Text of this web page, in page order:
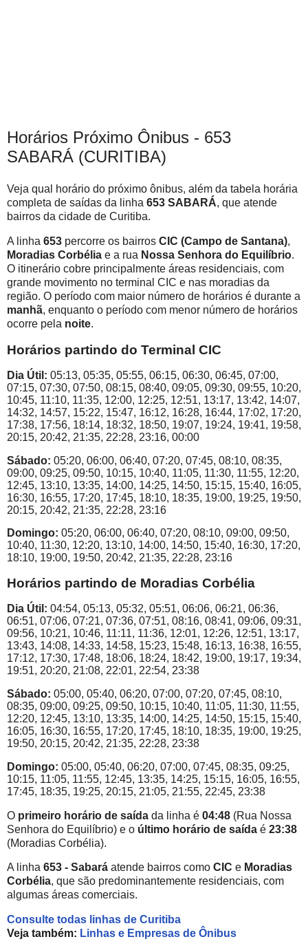
Horários Próximo Ônibus - 653
SABARÁ (CURITIBA)
Veja qual horário do próximo ônibus, além da tabela horária
completa de saídas da linha 653 SABARÁ, que atende
bairros da cidade de Curitiba.
A linha 653 percorre os bairros CIC (Campo de Santana),
Moradias Corbélia e a rua Nossa Senhora do Equilíbrio.
O itinerário cobre principalmente áreas residenciais, com
grande movimento no terminal CIC e nas moradias da
região. O período com maior número de horários é durante a
manhã, enquanto o período com menor número de horários
ocorre pela noite.
Horários partindo do Terminal CIC
Dia Útil: 05:13, 05:35, 05:55, 06:15, 06:30, 06:45, 07:00,
07:15, 07:30, 07:50, 08:15, 08:40, 09:05, 09:30, 09:55, 10:20,
10:45, 11:10, 11:35, 12:00, 12:25, 12:51, 13:17, 13:42, 14:07,
14:32, 14:57, 15:22, 15:47, 16:12, 16:28, 16:44, 17:02, 17:20,
17:38, 17:56, 18:14, 18:32, 18:50, 19:07, 19:24, 19:41, 19:58,
20:15, 20:42, 21:35, 22:28, 23:16, 00:00
Sábado: 05:20, 06:00, 06:40, 07:20, 07:45, 08:10, 08:35,
09:00, 09:25, 09:50, 10:15, 10:40, 11:05, 11:30, 11:55, 12:20,
12:45, 13:10, 13:35, 14:00, 14:25, 14:50, 15:15, 15:40, 16:05,
16:30, 16:55, 17:20, 17:45, 18:10, 18:35, 19:00, 19:25, 19:50,
20:15, 20:42, 21:35, 22:28, 23:16
Domingo: 05:20, 06:00, 06:40, 07:20, 08:10, 09:00, 09:50,
10:40, 11:30, 12:20, 13:10, 14:00, 14:50, 15:40, 16:30, 17:20,
18:10, 19:00, 19:50, 20:42, 21:35, 22:28, 23:16
Horários partindo de Moradias Corbélia
Dia Útil: 04:54, 05:13, 05:32, 05:51, 06:06, 06:21, 06:36,
06:51, 07:06, 07:21, 07:36, 07:51, 08:16, 08:41, 09:06, 09:31,
09:56, 10:21, 10:46, 11:11, 11:36, 12:01, 12:26, 12:51, 13:17,
13:43, 14:08, 14:33, 14:58, 15:23, 15:48, 16:13, 16:38, 16:55,
17:12, 17:30, 17:48, 18:06, 18:24, 18:42, 19:00, 19:17, 19:34,
19:51, 20:20, 21:08, 22:01, 22:54, 23:38
Sábado: 05:00, 05:40, 06:20, 07:00, 07:20, 07:45, 08:10,
08:35, 09:00, 09:25, 09:50, 10:15, 10:40, 11:05, 11:30, 11:55,
12:20, 12:45, 13:10, 13:35, 14:00, 14:25, 14:50, 15:15, 15:40,
16:05, 16:30, 16:55, 17:20, 17:45, 18:10, 18:35, 19:00, 19:25,
19:50, 20:15, 20:42, 21:35, 22:28, 23:38
Domingo: 05:00, 05:40, 06:20, 07:00, 07:45, 08:35, 09:25,
10:15, 11:05, 11:55, 12:45, 13:35, 14:25, 15:15, 16:05, 16:55,
17:45, 18:35, 19:25, 20:15, 21:05, 21:55, 22:45, 23:38
O primeiro horário de saída da linha é 04:48 (Rua Nossa
Senhora do Equilíbrio) e o último horário de saída é 23:38
(Moradias Corbélia).
A linha 653 - Sabará atende bairros como CIC e Moradias
Corbélia, que são predominantemente residenciais, com
algumas áreas comerciais.
Consulte todas linhas de Curitiba
Veja também: Linhas e Empresas de Ônibus